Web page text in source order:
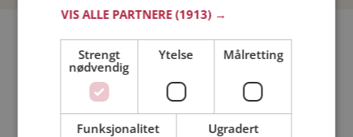
Bli medlem gratis!
Jeg er en: Mann Kvinne
Min alder:
VIS ALLE PARTNERE(1913) →
Strengt
nødvendig
Ytelse Målretting
Funksjonalitet Ugradert